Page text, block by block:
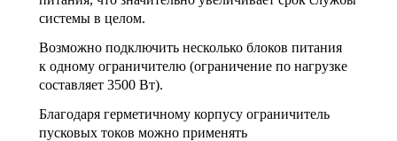
системы в целом.
Возможно подключить несколько блоков питания
к одному ограничителю (ограничение по нагрузке
составляет 3500 Вт).
Благодаря герметичному корпусу ограничитель
пусковых токов можно применять